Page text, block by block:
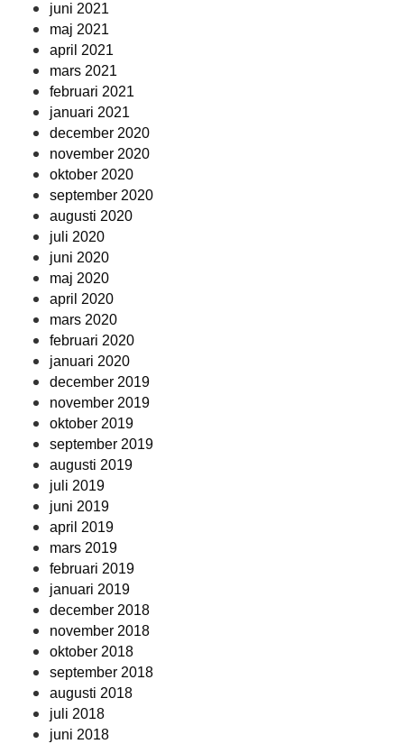
juni 2021
maj 2021
april 2021
mars 2021
februari 2021
januari 2021
december 2020
november 2020
oktober 2020
september 2020
augusti 2020
juli 2020
juni 2020
maj 2020
april 2020
mars 2020
februari 2020
januari 2020
december 2019
november 2019
oktober 2019
september 2019
augusti 2019
juli 2019
juni 2019
april 2019
mars 2019
februari 2019
januari 2019
december 2018
november 2018
oktober 2018
september 2018
augusti 2018
juli 2018
juni 2018